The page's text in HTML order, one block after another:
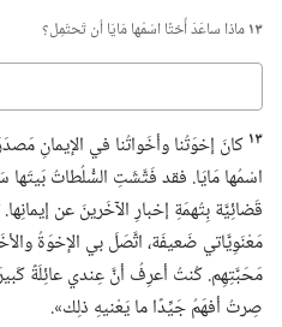
١٣ماذا ساعَدَ أُختًا اسْمُها مَايَا أن تَحتَمِل؟‏
١٣ كانَ إخوَتُنا وأخَواتُنا في الإيمانِ
قَضائِيَّة بِتُهمَةِ إخبارِ الآخَرينَ عن
مَعْنَوِيَّاتي ضَعيفَة،‏ اتَّصَلَ بي الإخوَةُ
صِرتُ أفهَمُ جَيِّدًا ما يَعْنيهِ ذلِك».‏